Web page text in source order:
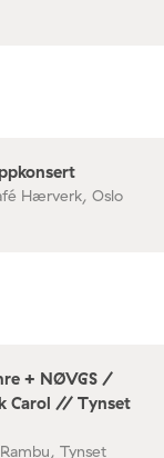
Hærverk, Oslo
+ NØVGS /
Carol // Tynset
Tynset